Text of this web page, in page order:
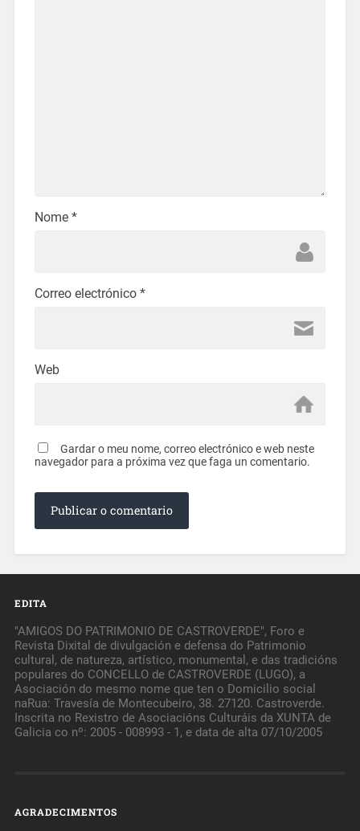
Nome *
Correo electrónico *
Web
Gardar o meu nome, correo electrónico e web neste
navegador para a próxima vez que faga un comentario.
EDITA
"AMIGOS DO PATRIMONIO DE CASTROVERDE", Foro e
Revista Dixital de divulgación e defensa do Patrimonio
cultural, de natureza, artístico, monumental, e das tradicións
populares do CONCELLO de CASTROVERDE (LUGO), a
Asociación do mesmo nome que ten o Domicilio social
naRua: Travesía de Montecubeiro, 38. 27120. Castroverde.
Inscrita no Rexistro de Asociacións Culturáis da XUNTA de
Galicia co nº: 2005 - 008993 - 1, e data de alta 07/10/2005
AGRADECIMENTOS